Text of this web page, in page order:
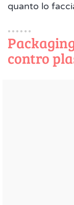
quanto lo
contro